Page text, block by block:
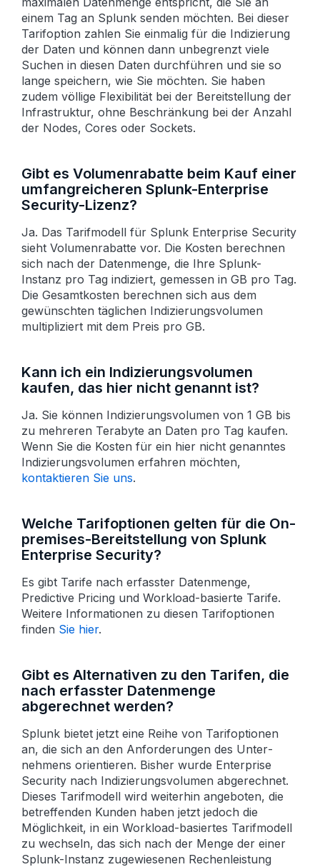
einem Tag an Splunk senden möchten. Bei dieser
Tarif­option zahlen Sie einmalig für die Indizierung
der Daten und können dann unbegrenzt viele
Suchen in diesen Daten durchführen und sie so
lange speichern, wie Sie möchten. Sie haben
zudem völlige Flexibilität bei der Bereit­stellung der
Infra­struktur, ohne Beschränkung bei der Anzahl
der Nodes, Cores oder Sockets.
Gibt es Volumenrabatte beim Kauf einer
umfangreicheren Splunk-Enterprise
Security-Lizenz?
Ja. Das Tarifmodell für Splunk Enterprise Security
sieht Volumen­rabatte vor. Die Kosten berechnen
sich nach der Daten­menge, die Ihre Splunk-
Instanz pro Tag indiziert, gemessen in GB pro Tag.
Die Gesamt­kosten berechnen sich aus dem
gewünschten täglichen Indizierungs­volumen
multipliziert mit dem Preis pro GB.
Kann ich ein Indizierungsvolumen
kaufen, das hier nicht genannt ist?
Ja. Sie können Indizierungs­volumen von 1 GB bis
zu mehreren Tera­byte an Daten pro Tag kaufen.
Wenn Sie die Kosten für ein hier nicht genanntes
Indizierungs­volumen erfahren möchten,
kontaktieren Sie uns.
Welche Tarifoptionen gelten für die On-
premises-Bereitstellung von Splunk
Enterprise Security?
Es gibt Tarife nach erfasster Daten­menge,
Predictive Pricing und Workload-basierte Tarife.
Weitere Informationen zu diesen Tarif­optionen
finden Sie hier.
Gibt es Alternativen zu den Tarifen, die
nach erfasster Daten­menge
abgerechnet werden?
Splunk bietet jetzt eine Reihe von Tarif­optionen
an, die sich an den Anforderungen des Unter­
nehmens orientieren. Bisher wurde Enterprise
Security nach Indizierungs­volumen abgerechnet.
Dieses Tarif­modell wird weiterhin angeboten, die
betreffenden Kunden haben jetzt jedoch die
Möglichkeit, in ein Workload-basiertes Tarif­modell
zu wechseln, das sich nach der Menge der einer
Splunk-Instanz zugewiesenen Rechen­leistung